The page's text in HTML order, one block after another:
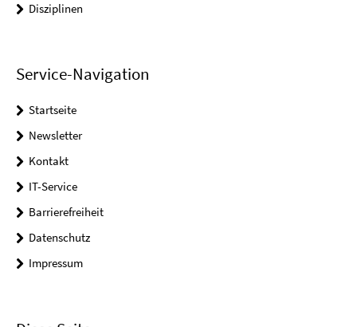
Disziplinen
Service-Navigation
Startseite
Newsletter
Kontakt
IT-Service
Barrierefreiheit
Datenschutz
Impressum